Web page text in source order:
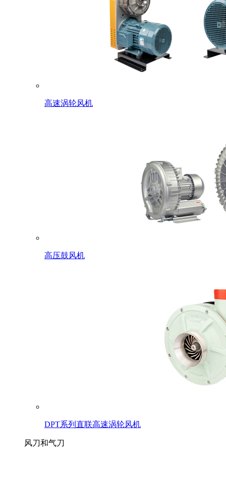
高速涡轮风机
高压鼓风机
DPT系列直联高速涡轮风机
风刀和气刀